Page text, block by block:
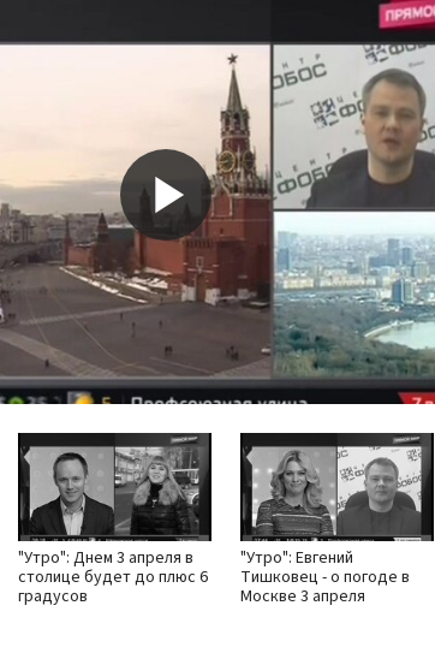
Play
Video
"Утро": Днем 3 апреля в
столице будет до плюс 6
градусов
"Утро": Евгений
Тишковец - о погоде в
Москве 3 апреля